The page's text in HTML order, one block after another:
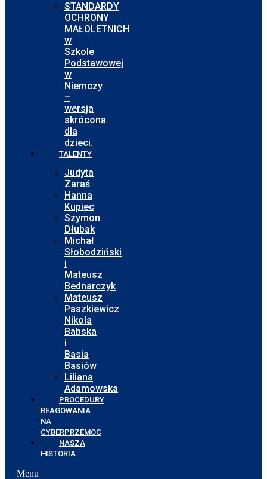
STANDARDY
OCHRONY
MAŁOLETNICH
w
Szkole
Podstawowej
w
Niemczy
–
wersja
skrócona
dla
dzieci.
TALENTY
Judyta
Zaraś
Hanna
Kupiec
Szymon
Dłubak
Michał
Słobodziński
i
Mateusz
Bednarczyk
Mateusz
Paszkiewicz
Nikola
Babska
i
Basia
Basiów
Liliana
Adamowska
PROCEDURY
REAGOWANIA
NA
CYBERPRZEMOC
NASZA
HISTORIA
Menu